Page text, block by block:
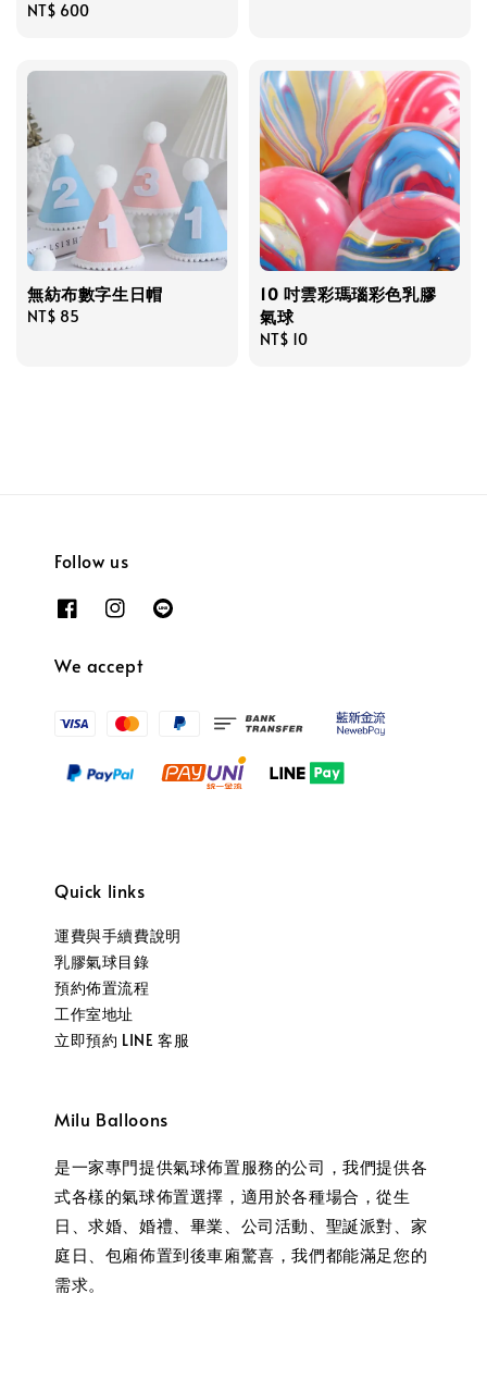
Regular
NT$ 600
無紡布數字生日帽
Regular
NT$ 85
10 吋雲彩瑪瑙彩色乳膠
氣球
Regular
NT$ 10
Follow us
We accept
Quick links
運費與手續費說明
乳膠氣球目錄
預約佈置流程
工作室地址
立即預約 LINE 客服
Milu Balloons
是一家專門提供氣球佈置服務的公司，我們提供各
式各樣的氣球佈置選擇，適用於各種場合，從生
日、求婚、婚禮、畢業、公司活動、聖誕派對、家
庭日、包廂佈置到後車廂驚喜，我們都能滿足您的
需求。